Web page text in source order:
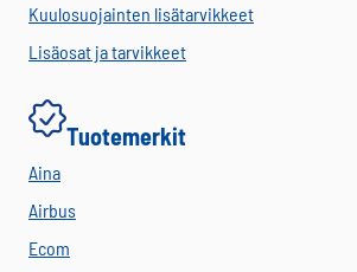
Kuulosuojainten lisätarvikkeet
Lisäosat ja tarvikkeet
Tuotemerkit
Aina
Airbus
Ecom